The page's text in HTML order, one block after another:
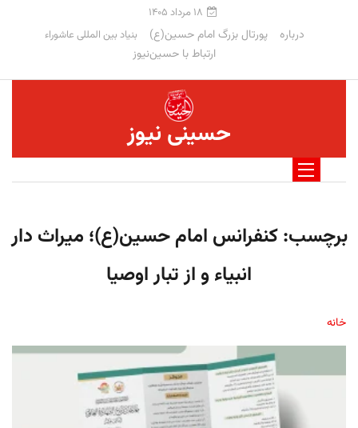
۱۸ مرداد ۱۴۰۵
درباره پورتال بزرگ امام حسین(ع) بنیاد بین المللی عاشوراء
ارتباط با حسین‌نیوز
حسینی نیوز
برچسب:كنفرانس امام حسين(ع)؛ ميراث دار
انبياء و از تبار اوصيا
خانه